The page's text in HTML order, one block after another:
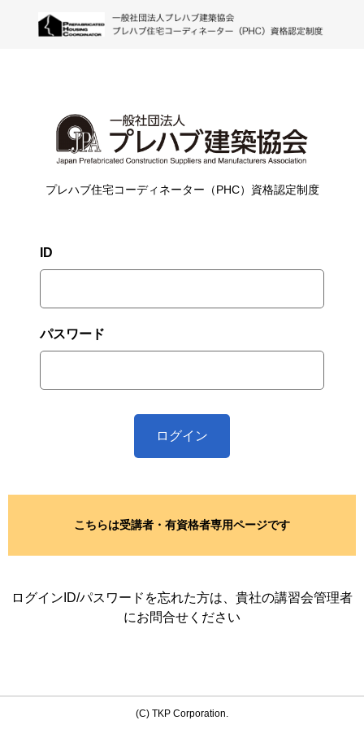
プレハブ住宅コーディネーター（PHC）資格認定制度
ID
パスワード
こちらは受講者・有資格者専用ページです
ログインID/パスワードを忘れた方は、貴社の講習会管理者
にお問合せください
(C) TKP Corporation.